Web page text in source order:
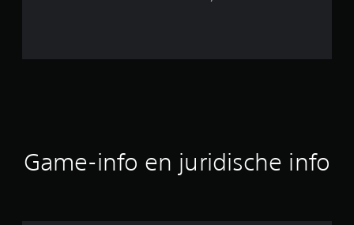
o
d
Game-info en juridische info